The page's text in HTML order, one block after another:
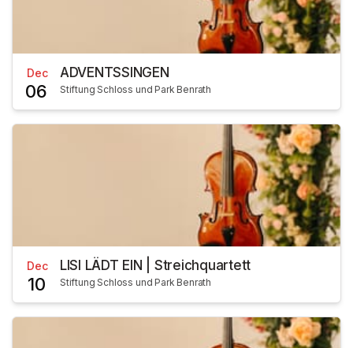
Dec
06
ADVENTSSINGEN
Stiftung Schloss und Park Benrath
Dec
10
LISI LÄDT EIN | Streichquartett
Stiftung Schloss und Park Benrath